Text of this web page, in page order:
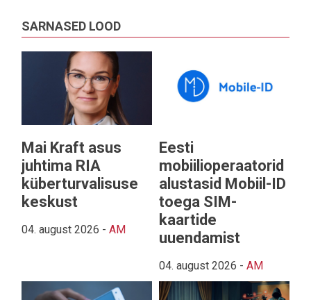
SARNASED LOOD
Mai Kraft asus
juhtima RIA
küberturvalisuse
keskust
04. august 2026 - AM
Eesti
mobiilioperaatorid
alustasid Mobiil-ID
toega SIM-
kaartide
uuendamist
04. august 2026 - AM